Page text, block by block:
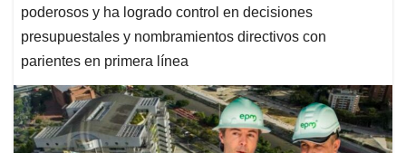
poderosos y ha logrado control en decisiones
presupuestales y nombramientos directivos con
parientes en primera línea